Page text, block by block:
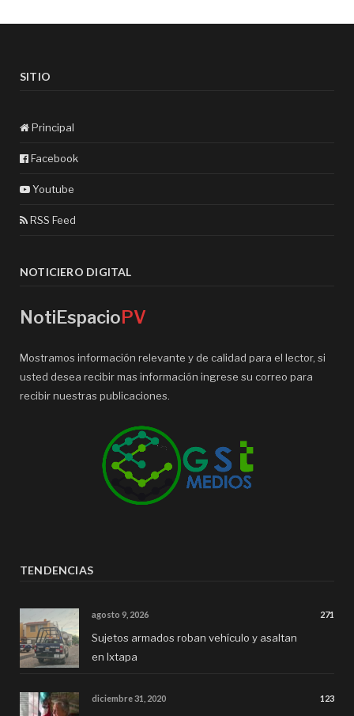
SITIO
Principal
Facebook
Youtube
RSS Feed
NOTICIERO DIGITAL
NotiEspacioPV
Mostramos información relevante y de calidad para el lector, si
usted desea recibir mas información ingrese su correo para
recibir nuestras publicaciones.
TENDENCIAS
agosto 9, 2026 271
Sujetos armados roban vehículo y asaltan
en Ixtapa
diciembre 31, 2020 123